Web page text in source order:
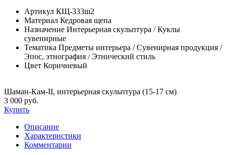
Артикул КЩ-333ш2
Материал Кедровая щепа
Назначение Интерьерная скульптура / Куклы
сувенирные
Тематика Предметы интерьера / Сувенирная продукция /
Эпос, этнография / Этнический стиль
Цвет Коричневый
Шаман-Кам-II, интерьерная скульптура (15-17 см)
3 000 руб.
Купить
Описание
Характеристики
Комментарии